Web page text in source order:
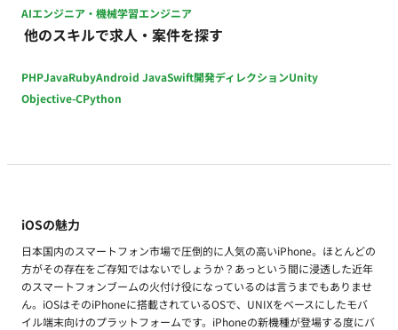
AIエンジニア・機械学習エンジニア
他のスキルで求人・案件を探す
PHPJavaRubyAndroid JavaSwift開発ディレクションUnity
Objective-CPython
iOSの魅力
日本国内のスマートフォン市場で圧倒的に人気の高いiPhone。ほとんどの
方がその存在をご存知ではないでしょうか？あっという間に浸透した近年
のスマートフォンブームの火付け役になっているのは言うまでもありませ
ん。iOSはそのiPhoneに搭載されているOSで、UNIXをベースにしたモバ
イル端末向けのプラットフォームです。iPhoneの新機種が登場する度にバ